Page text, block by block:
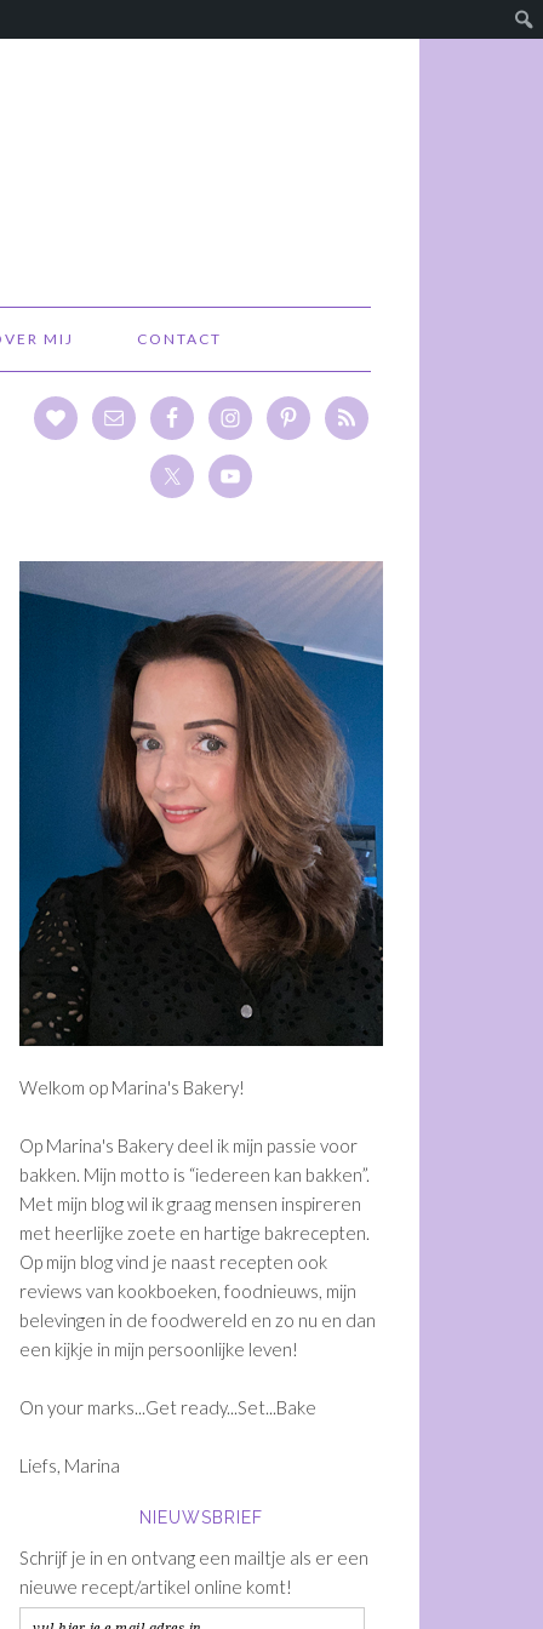
MIJ CONTACT
Welkom op Marina's Bakery!
Op Marina's Bakery deel ik mijn passie voor
bakken. Mijn motto is “iedereen kan bakken”.
Met mijn blog wil ik graag mensen inspireren
met heerlijke zoete en hartige bakrecepten.
Op mijn blog vind je naast recepten ook
reviews van kookboeken, foodnieuws, mijn
belevingen in de foodwereld en zo nu en dan
een kijkje in mijn persoonlijke leven!
On your marks...Get ready...Set...Bake
Liefs, Marina
NIEUWSBRIEF
Schrijf je in en ontvang een mailtje als er een
nieuwe recept/artikel online komt!
vul